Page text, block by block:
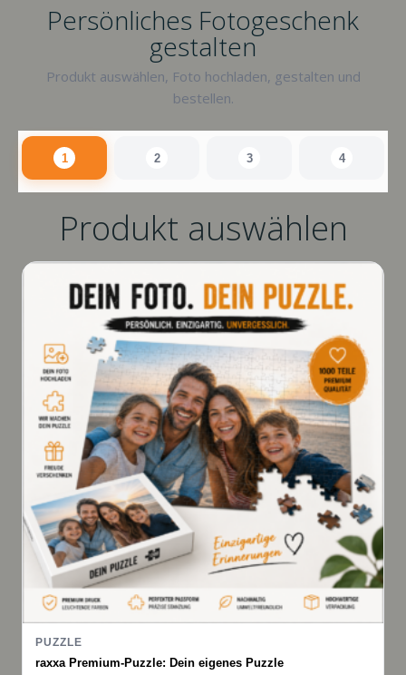
Persönliches Fotogeschenk
gestalten
Produkt auswählen, Foto hochladen, gestalten und
bestellen.
1 2 3 4
Produkt auswählen
PUZZLE
raxxa Premium-Puzzle: Dein eigenes Puzzle